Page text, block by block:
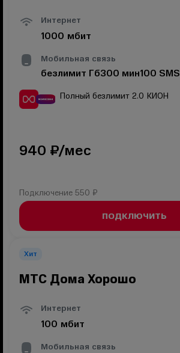
Интернет
1000 мбит
Мобильная связь
безлимит Гб300 мин100 SMS
Полный безлимит 2.0 КИОН
940 ₽/мес
Подключение 550 ₽
ПОДКЛЮЧИТЬ
Хит
МТС Дома Хорошо
Интернет
100 мбит
Мобильная связь